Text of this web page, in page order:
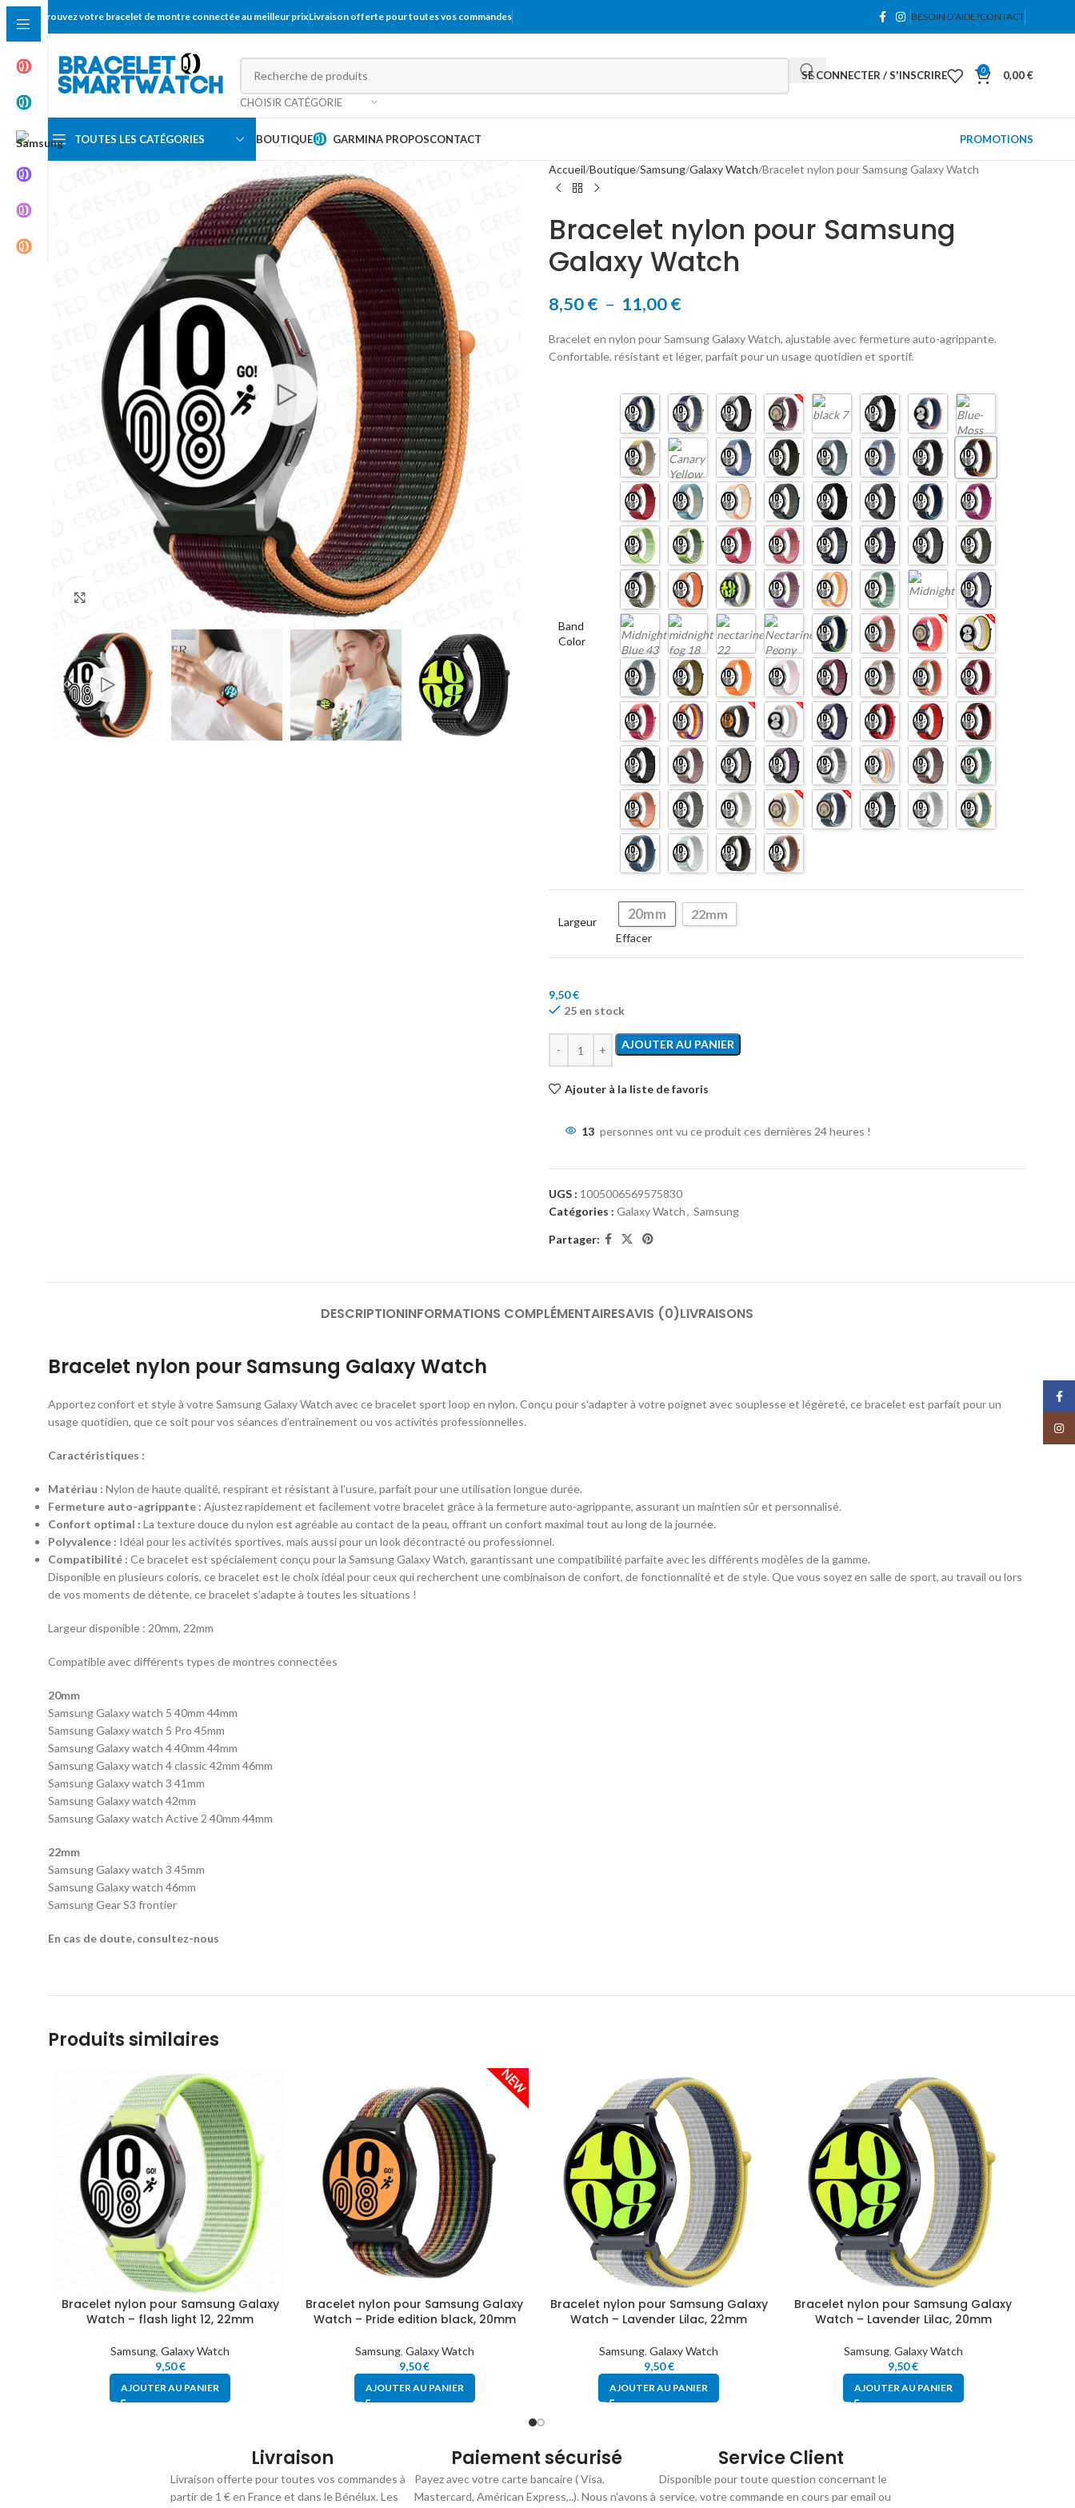
Trouvez votre bracelet de montre connectée au meilleur prixLivraison offerte pour toutes vos commandes BESOIN D’AIDE?CONTACT
CHOISIR CATÉGORIE
SE CONNECTER / S'INSCRIRE 0 0,00€
TOUTES LES CATÉGORIES BOUTIQUE GARMINA PROPOSCONTACT PROMOTIONS
Accueil Boutique Samsung Galaxy Watch Bracelet nylon pour Samsung Galaxy Watch
Bracelet nylon pour Samsung
Galaxy Watch
8,50€ – 11,00€
Bracelet en nylon pour Samsung Galaxy Watch, ajustable avec fermeture auto-agrippante.
Confortable, résistant et léger, parfait pour un usage quotidien et sportif.
Band
Color
Largeur 20mm 22mm
Effacer
9,50€
25 en stock
AJOUTER AU PANIER
Ajouter à la liste de favoris
13 personnes ont vu ce produit ces dernières 24 heures !
UGS : 1005006569575830
Catégories : Galaxy Watch, Samsung
Partager:
DESCRIPTIONINFORMATIONS COMPLÉMENTAIRESAVIS (0)LIVRAISONS
Bracelet nylon pour Samsung Galaxy Watch
Apportez confort et style à votre Samsung Galaxy Watch avec ce bracelet sport loop en nylon. Conçu pour s’adapter à votre poignet avec souplesse et légèreté, ce bracelet est parfait pour un
usage quotidien, que ce soit pour vos séances d’entraînement ou vos activités professionnelles.
Caractéristiques :
Matériau : Nylon de haute qualité, respirant et résistant à l’usure, parfait pour une utilisation longue durée.
Fermeture auto-agrippante : Ajustez rapidement et facilement votre bracelet grâce à la fermeture auto-agrippante, assurant un maintien sûr et personnalisé.
Confort optimal : La texture douce du nylon est agréable au contact de la peau, offrant un confort maximal tout au long de la journée.
Polyvalence : Idéal pour les activités sportives, mais aussi pour un look décontracté ou professionnel.
Compatibilité : Ce bracelet est spécialement conçu pour la Samsung Galaxy Watch, garantissant une compatibilité parfaite avec les différents modèles de la gamme.
Disponible en plusieurs coloris, ce bracelet est le choix idéal pour ceux qui recherchent une combinaison de confort, de fonctionnalité et de style. Que vous soyez en salle de sport, au travail ou lors
de vos moments de détente, ce bracelet s’adapte à toutes les situations !
Largeur disponible : 20mm, 22mm
Compatible avec différents types de montres connectées
20mm
Samsung Galaxy watch 5 40mm 44mm
Samsung Galaxy watch 5 Pro 45mm
Samsung Galaxy watch 4 40mm 44mm
Samsung Galaxy watch 4 classic 42mm 46mm
Samsung Galaxy watch 3 41mm
Samsung Galaxy watch 42mm
Samsung Galaxy watch Active 2 40mm 44mm
22mm
Samsung Galaxy watch 3 45mm
Samsung Galaxy watch 46mm
Samsung Gear S3 frontier
En cas de doute, consultez-nous
Produits similaires
Bracelet nylon pour Samsung Galaxy
Watch – flash light 12, 22mm
Samsung,Galaxy Watch
9,50€
AJOUTER AU PANIER
Bracelet nylon pour Samsung Galaxy
Watch – Pride edition black, 20mm
Samsung, Galaxy Watch
9,50€
AJOUTER AU PANIER
Bracelet nylon pour Samsung Galaxy
Watch – Lavender Lilac, 22mm
Samsung,Galaxy Watch
9,50€
AJOUTER AU PANIER
Bracelet nylon pour Samsung Galaxy
Watch – Lavender Lilac, 20mm
Samsung, Galaxy Watch
9,50€
AJOUTER AU PANIER
Livraison
Livraison offerte pour toutes vos commandes à
partir de 1 € en France et dans le Bénélux. Les
Paiement sécurisé
Payez avec votre carte bancaire ( Visa,
Mastercard, Américan Express,..). Nous n'avons à
Service Client
Disponible pour toute question concernant le
service, votre commande en cours par email ou